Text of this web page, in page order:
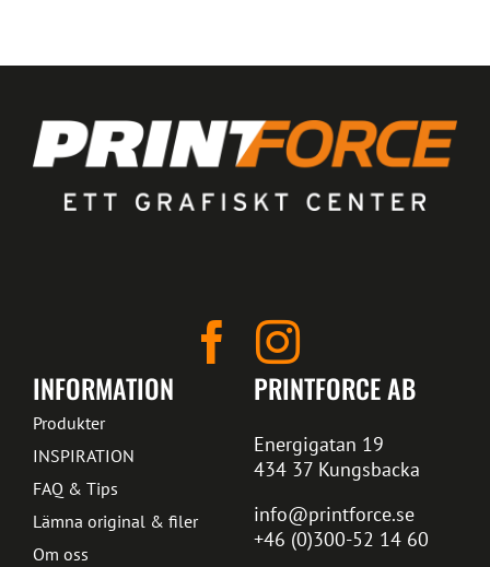
PRINTFORCE AB
Energigatan 19
434 37 Kungsbacka
info@printforce.se
+46 (0)300-52 14 60
INFORMATION
Produkter
INSPIRATION
FAQ & Tips
Lämna original & filer
Om oss